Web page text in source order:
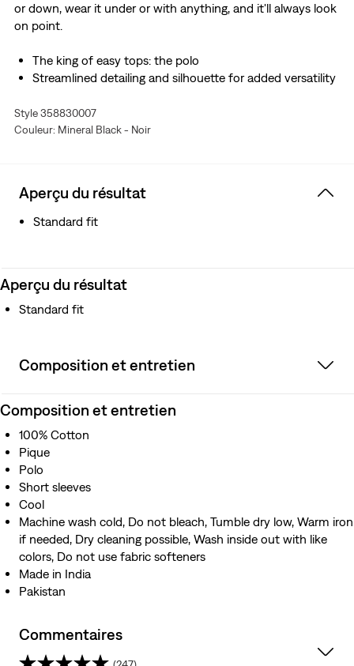
or down, wear it under or with anything, and it'll always look
on point.
The king of easy tops: the polo
Streamlined detailing and silhouette for added versatility
Style 358830007
Couleur: Mineral Black - Noir
Aperçu du résultat
Standard fit
Aperçu du résultat
Standard fit
Composition et entretien
Composition et entretien
100% Cotton
Pique
Polo
Short sleeves
Cool
Machine wash cold, Do not bleach, Tumble dry low, Warm iron
if needed, Dry cleaning possible, Wash inside out with like
colors, Do not use fabric softeners
Made in India
Pakistan
Commentaires